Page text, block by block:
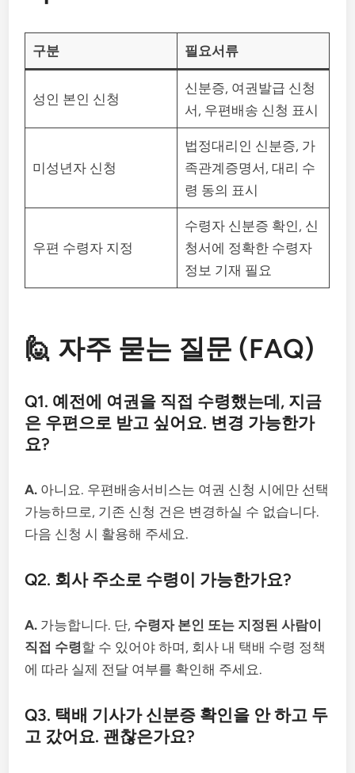
구분 필요서류
성인 본인 신청
신분증, 여권발급 신청
서, 우편배송 신청 표시
미성년자 신청
법정대리인 신분증, 가
족관계증명서, 대리 수
령 동의 표시
우편 수령자 지정
수령자 신분증 확인, 신
청서에 정확한 수령자
정보 기재 필요
🙋 자주 묻는 질문 (FAQ)
Q1. 예전에 여권을 직접 수령했는데, 지금
은 우편으로 받고 싶어요. 변경 가능한가
요?
A. 아니요. 우편배송서비스는 여권 신청 시에만 선택
가능하므로, 기존 신청 건은 변경하실 수 없습니다.
다음 신청 시 활용해 주세요.
Q2. 회사 주소로 수령이 가능한가요?
A. 가능합니다. 단, 수령자 본인 또는 지정된 사람이
직접 수령할 수 있어야 하며, 회사 내 택배 수령 정책
에 따라 실제 전달 여부를 확인해 주세요.
Q3. 택배 기사가 신분증 확인을 안 하고 두
고 갔어요. 괜찮은가요?